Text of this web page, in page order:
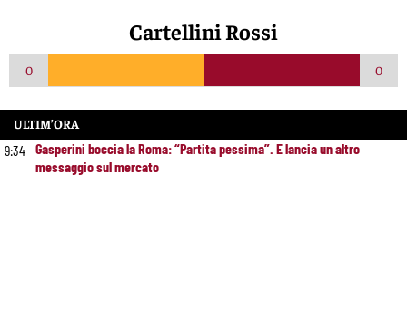
Cartellini Rossi
0 0
ULTIM’ORA
9:34 Gasperini boccia la Roma: “Partita pessima”. E lancia un altro
messaggio sul mercato